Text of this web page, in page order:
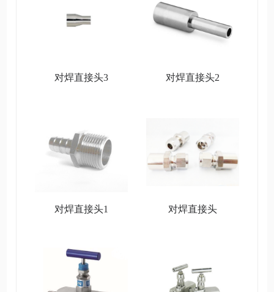
对焊直接头3 对焊直接头2
对焊直接头1 对焊直接头